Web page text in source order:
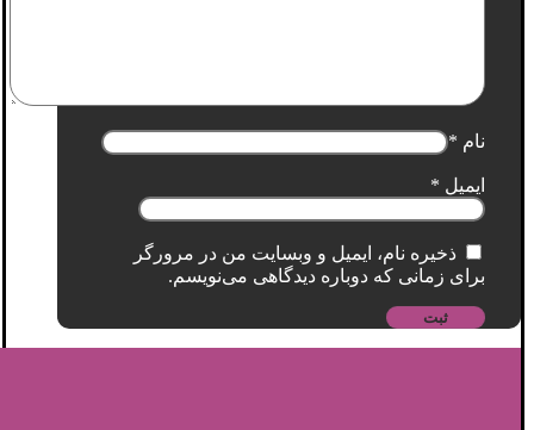
نام *
ایمیل *
ذخیره نام، ایمیل و وبسایت من در مرورگر
برای زمانی که دوباره دیدگاهی می‌نویسم.